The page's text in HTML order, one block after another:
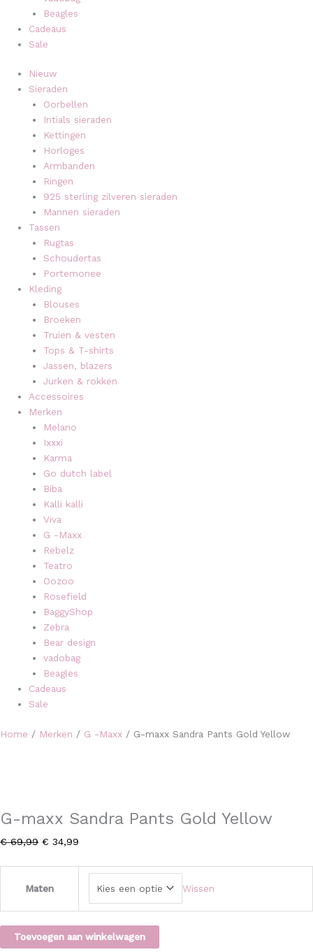
Beagles
Cadeaus
Sale
Nieuw
Sieraden
Oorbellen
Intials sieraden
Kettingen
Horloges
Armbanden
Ringen
925 sterling zilveren sieraden
Mannen sieraden
Tassen
Rugtas
Schoudertas
Portemonee
Kleding
Blouses
Broeken
Truien & vesten
Tops & T-shirts
Jassen, blazers
Jurken & rokken
Accessoires
Merken
Melano
Ixxxi
Karma
Go dutch label
Biba
Kalli kalli
Viva
G -Maxx
Rebelz
Teatro
Oozoo
Rosefield
BaggyShop
Zebra
Bear design
vadobag
Beagles
Cadeaus
Sale
Home / Merken / G -Maxx / G-maxx Sandra Pants Gold Yellow
G-maxx Sandra Pants Gold Yellow
€69,99 € 34,99
Maten Wissen
Toevoegen aan winkelwagen